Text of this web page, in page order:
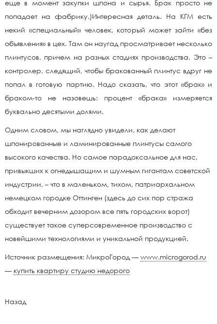
еще в момент закупки шпона и сырья. Брак просто не
попадает на фабрику.)Интересная деталь. На КГМ есть
некий «специальный» человек, который может зайти «без
объявления» в цех. Там он наугад просматривает несколько
плинтусов, причем на разных стадиях производства. Это –
контролер, следящий, чтобы бракованный плинтус вдруг не
попал в готовую партию. Надо сказать, что этот «брак» и
браком-то не назовешь: процент «брака» измеряется
буквально десятыми долями.
Одним словом, мы наглядно увидели, как делают
шпонированные и ламинированные плинтусы самого
высокого качества. Но самое парадоксальное для нас,
привыкших к огнедышащим и шумным гигантам советской
индустрии, – что в маленьком, тихом, патриархальном
немецком городке Оттинген (здесь до сих пор стража
обходит вечерним дозором все пять городских ворот)
существует такое суперсовременное производство с
новейшими технологиями и уникальной продукцией.
Источник размещения: МикроГород — www.microgorod.ru
— купить квартиру студию недорого
Назад